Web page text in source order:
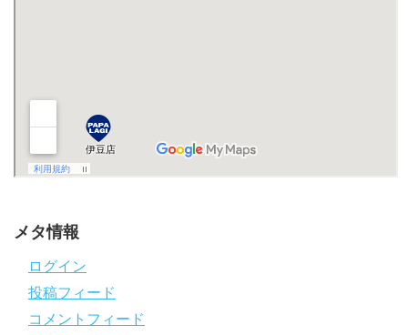
メタ情報
ログイン
投稿フィード
コメントフィード